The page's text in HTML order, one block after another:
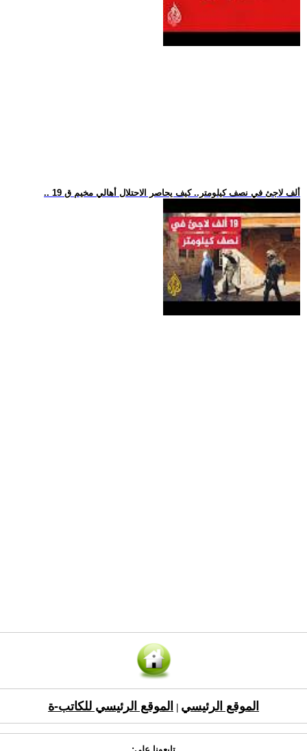
.. 19 ألف لاجئ في نصف كيلومتر.. كيف يحاصر الاحتلال أهالي مخيم ق
الموقع الرئيسي الموقع الرئيسي للكاتب-ة